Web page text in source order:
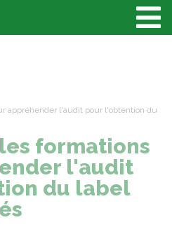
appréhender l'audit pour l'obtention du
formations
l'audit
du label